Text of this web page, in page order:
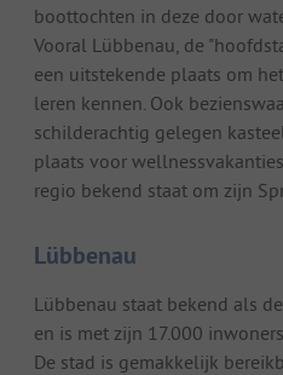
boottochten in deze door
Vooral Lübbenau, de
een uitstekende plaats om
leren kennen. Ook
schilderachtig gelegen
plaats voor
regio bekend staat om zijn
Lübbenau
Lübbenau staat bekend als
en is met zijn 17.000
De stad is gemakkelijk